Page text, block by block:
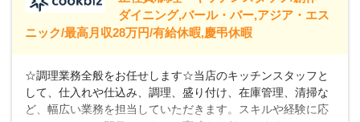
ダイニング,バール・バー,アジア・エス
ニック/最高月収28万円/有給休暇,慶弔休暇
☆調理業務全般をお任せします☆当店のキッチンスタッフと
して、仕入れや仕込み、調理、盛り付け、在庫管理、清掃な
ど、幅広い業務を担当していただきます。スキルや経験に応